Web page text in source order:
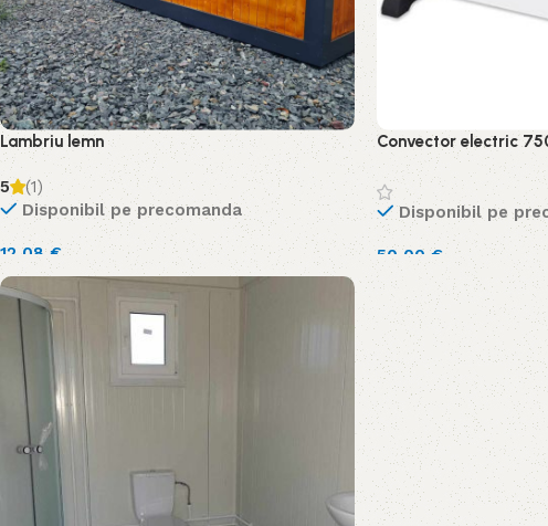
Lambriu lemn
5
(1)
Disponibil pe precomanda
12,08€
Adaugă în coș
Convector electric
Disponibil pe
50,00€
Adaugă în coș